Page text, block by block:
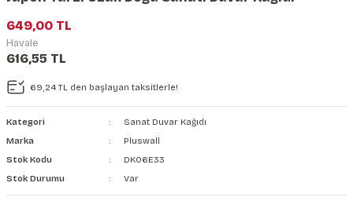
649,00 TL
Havale
616,55 TL
69,24 TL den başlayan taksitlerle!
Kategori
Sanat Duvar Kağıdı
Marka
Pluswall
Stok Kodu
DK06E33
Stok Durumu
Var